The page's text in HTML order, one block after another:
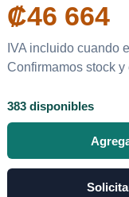
₡46 664
IVA incluido cuando
Confirmamos stock y
383 disponibles